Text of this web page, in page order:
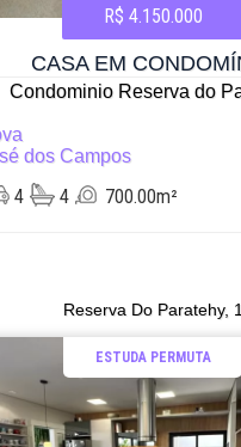
R$ 4.150.000
CASA EM
Condominio Reserva do
dos Campos
4 4 700.00m²
Reserva Do Paratehy, 1
ESTUDA PERMUTA